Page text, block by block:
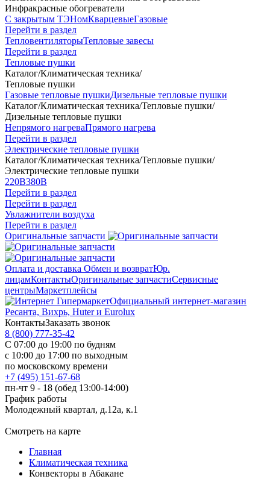
Инфракрасные обогреватели
С закрытым ТЭНомКварцевыеГазовые
Перейти в раздел
ТепловентиляторыТепловые завесы
Перейти в раздел
Тепловые пушки
Каталог/Климатическая техника/
Тепловые пушки
Газовые тепловые пушкиДизельные тепловые пушки
Каталог/Климатическая техника/Тепловые пушки/
Дизельные тепловые пушки
Непрямого нагреваПрямого нагрева
Перейти в раздел
Электрические тепловые пушки
Каталог/Климатическая техника/Тепловые пушки/
Электрические тепловые пушки
220В380В
Перейти в раздел
Перейти в раздел
Увлажнители воздуха
Перейти в раздел
Оригинальные запчасти
Оплата и доставка Обмен и возвратЮр.
лицамКонтактыОригинальные запчастиСервисные
центрыМаркетплейсы
Официальный интернет-магазин
Ресанта, Вихрь, Huter и Eurolux
КонтактыЗаказать звонок
8 (800) 777-35-42
С 07:00 до 19:00 по будням
с 10:00 до 17:00 по выходным
по московскому времени
+7 (495) 151-67-68
пн-чт 9 - 18 (обед 13:00-14:00)
График работы
Молодежный квартал, д.12а, к.1
Смотреть на карте
Главная
Климатическая техника
Конвекторы в Абакане